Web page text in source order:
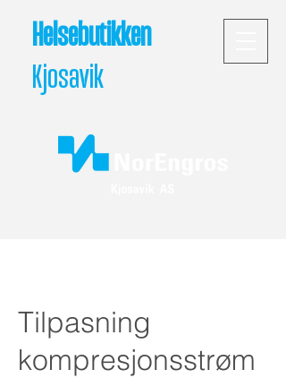
Kjosavik
Helsebutikken
Tilpasning
kompresjonsstrøm